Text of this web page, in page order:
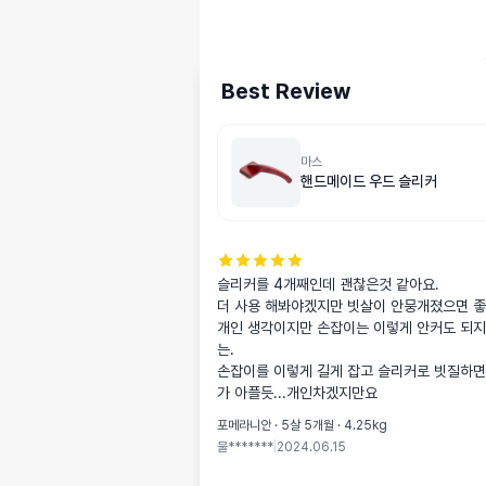
Best Review
마스
핸드메이드 우드 슬리커
슬리커를 4개째인데 괜찮은것 같아요.
더 사용 해봐야겠지만 빗살이 안뭉개졌으면
개인 생각이지만 손잡이는 이렇게 안커도 되
는.
손잡이를 이렇게 길게 잡고 슬리커로 빗질하
가 아플듯...개인차겠지만요
포메라니안 · 5살 5개월 · 4.25kg
물******* 2024.06.15